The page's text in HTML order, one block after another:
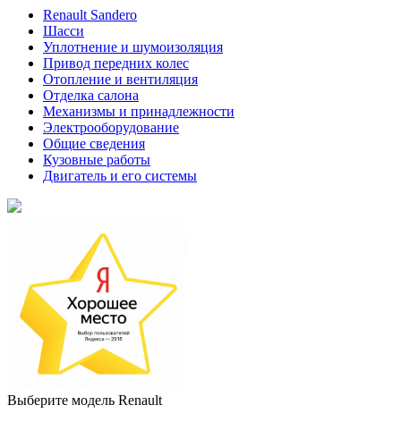
Renault Sandero
Шасси
Уплотнение и шумоизоляция
Привод передних колес
Отопление и вентиляция
Отделка салона
Механизмы и принадлежности
Электрооборудование
Общие сведения
Кузовные работы
Двигатель и его системы
Выберите модель Renault